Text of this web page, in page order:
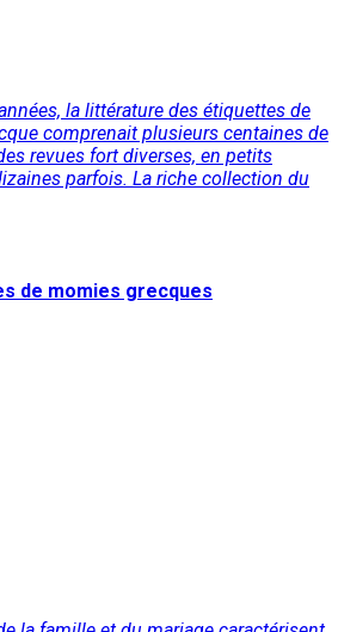
la littérature des étiquettes de
comprenait plusieurs centaines de
revues fort diverses, en petits
parfois. La riche collection du
de momies grecques